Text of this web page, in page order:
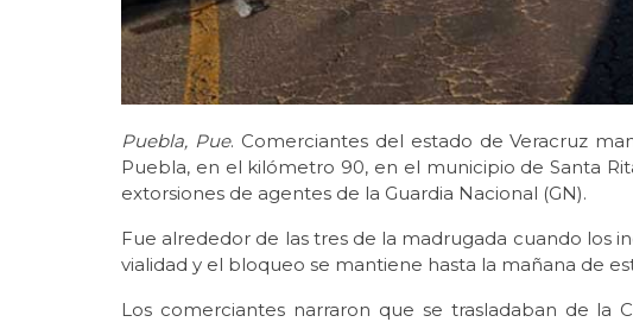
Puebla, Pue. Comerciantes del estado de Veracruz
Puebla, en el kilómetro 90, en el municipio de Santa
extorsiones de agentes de la Guardia Nacional (GN).
Fue alrededor de las tres de la madrugada cuando los
vialidad y el bloqueo se mantiene hasta la mañana de
Los comerciantes narraron que se trasladaban de la